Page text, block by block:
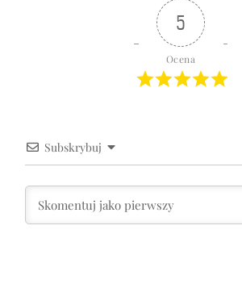
5
Ocena
Subskrybuj